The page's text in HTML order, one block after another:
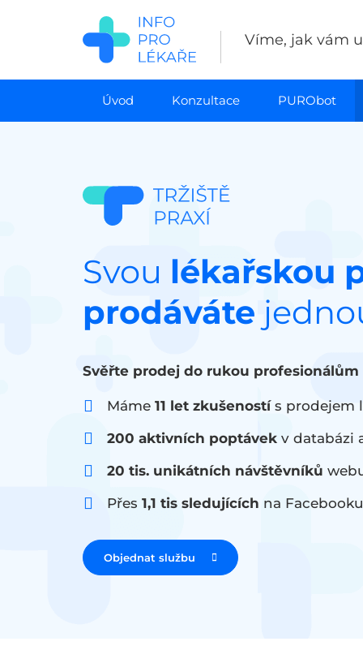
Víme, jak vám
Úvod Konzultace PURObot
Svou lékařskou
prodáváte
Svěřte prodej do rukou profesionálům
Máme 11 let zkušenostís prodejem
200 aktivních poptávek v databázi
20 tis. unikátních návštěvníků
Přes 1,1 tis sledujících na Facebooku
Objednat službu